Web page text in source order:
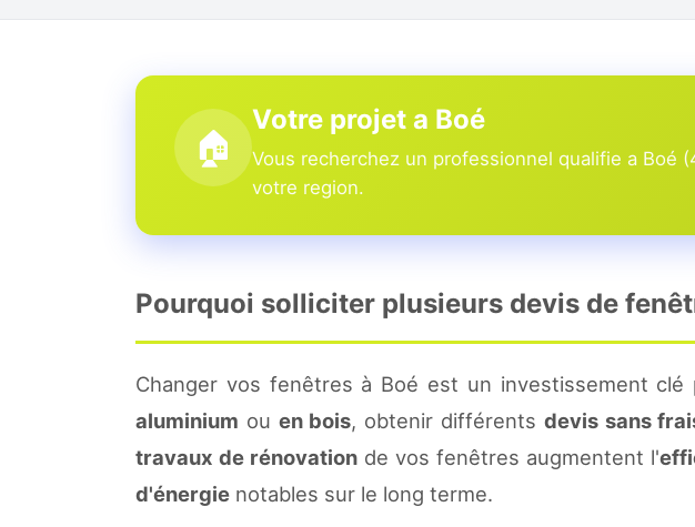
🏠
Votre projet a Boé
Vous recherchez un professionnel qualifie a Boé
votre region.
Pourquoi solliciter plusieurs devis de
Changer vos fenêtres à Boé est un investissement
aluminium ou en bois, obtenir différents devis sans
travaux de rénovationde vos fenêtres augmentent l'
d'énergie notables sur le long terme.